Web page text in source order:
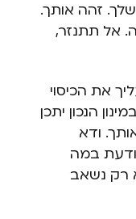
זהה אותך.
אל תתנזר,
את הכיסוי
הנכון יתכן
ודא
במה
רק נשאב